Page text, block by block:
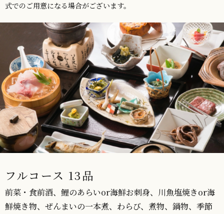
式でのご用意になる場合がございます。
フルコース 13品
前菜・食前酒、鯉のあらいor海鮮お刺身、川魚塩焼きor海
鮮焼き物、ぜんまいの一本煮、わらび、煮物、鍋物、季節